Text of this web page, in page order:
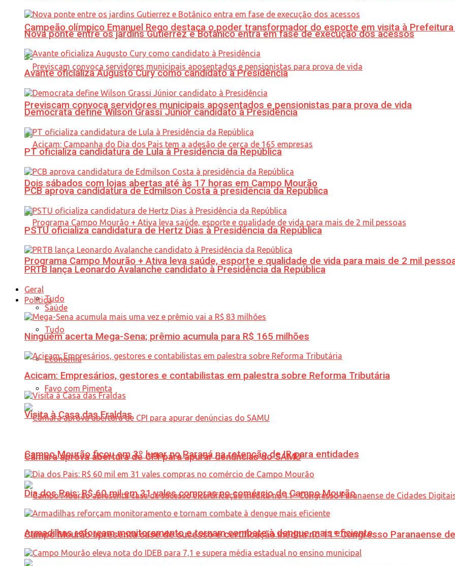
Campeão olímpico Emanuel Rego destaca o poder transformador do esporte em visita à
Previscam convoca servidores municipais aposentados e pensionistas para prova de vida
Dois sábados com lojas abertas até às 17 horas em Campo Mourão
Programa Campo Mourão + Ativa leva saúde, esporte e qualidade de vida para mais de 2 mil
Política
Tudo
Economia
Favo com Pimenta
Câmara aprova abertura de CPI para apurar denúncias do SAMU
Campo Mourão apresenta case de sucesso e certificação inédita no 11º Congresso Paranaense
Nova ponte entre os jardins Gutierrez e Botânico entra em fase de execução dos acessos
Avante oficializa Augusto Cury como candidato à Presidência
Democrata define Wilson Grassi Júnior candidato à Presidência
PT oficializa candidatura de Lula à Presidência da República
PCB aprova candidatura de Edmilson Costa à presidência da República
PSTU oficializa candidatura de Hertz Dias à Presidência da República
PRTB lança Leonardo Avalanche candidato à Presidência da República
Geral
Tudo
Saúde
Ninguém acerta Mega-Sena; prêmio acumula para R$ 165 milhões
Acicam: Empresários, gestores e contabilistas em palestra sobre Reforma Tributária
Visita à Casa das Fraldas
Campo Mourão ficou em 3º lugar no Paraná na retenção de IR para entidades
Dia dos Pais: R$ 60 mil em 31 vales compras no comércio de Campo Mourão
Armadilhas reforçam monitoramento e tornam combate à dengue mais eficiente